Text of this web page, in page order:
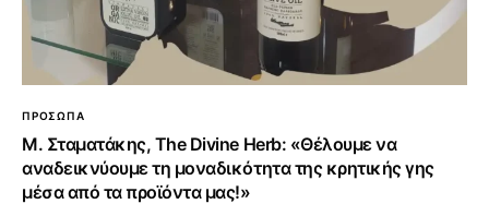
ΠΡΟΣΩΠΑ
Μ. Σταματάκης, The Divine Herb: «Θέλουμε να
αναδεικνύουμε τη μοναδικότητα της κρητικής γης
μέσα από τα προϊόντα μας!»